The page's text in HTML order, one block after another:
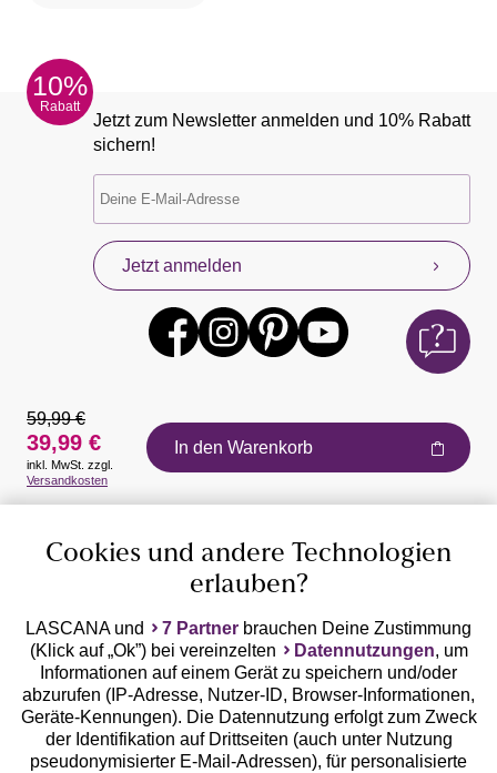
10%
Rabatt
Jetzt zum Newsletter anmelden und 10% Rabatt
sichern!
Jetzt anmelden
Auszeichnungen
Geprüfte Sicherheit
59,99 €
39,99 €
inkl. MwSt. zzgl.
Versandkosten
In den Warenkorb
Cookies und andere Technologien
erlauben?
LASCANA und 7 Partner brauchen Deine Zustimmung
(Klick auf „Ok”) bei vereinzelten
Datennutzungen, um
Informationen auf einem Gerät zu speichern und/oder
abzurufen (IP-Adresse, Nutzer-ID, Browser-Informationen,
Geräte-Kennungen). Die Datennutzung erfolgt zum Zweck
der Identifikation auf Drittseiten (auch unter Nutzung
pseudonymisierter E-Mail-Adressen), für personalisierte